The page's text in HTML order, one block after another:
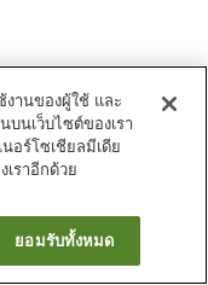
งานของผู้ใช้ และ
นเว็บไซต์ของเรา
อร์โซเชียลมีเดีย
ราอีกด้วย
ยอมรับทั้งหมด